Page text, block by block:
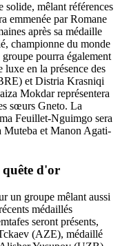
mêlant références
emmenée par Romane
après sa médaille
championne du monde
pourra également
luxe en la présence des
et Distria Krasniqi
Mokdar représentera
sœurs Gneto. La
Feuillet-Nguimgo sera
Muteba et Manon Agati-
quête d'or
un groupe mêlant aussi
médaillés
seront présents,
(AZE), médaillé